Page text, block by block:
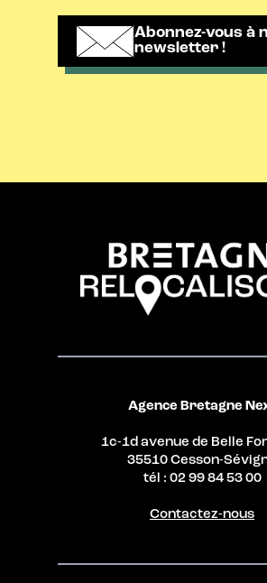
Abonnez-vous à
newsletter !
Agence Bretagne
1c-1d avenue de Belle
35510 Cesson-
tél : 02 99 84 53 00
Contactez-nous